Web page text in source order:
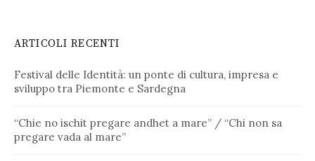
ARTICOLI RECENTI
Festival delle Identità: un ponte di cultura, impresa e
sviluppo tra Piemonte e Sardegna
“Chie no ischit pregare andhet a mare” / “Chi non sa
pregare vada al mare”